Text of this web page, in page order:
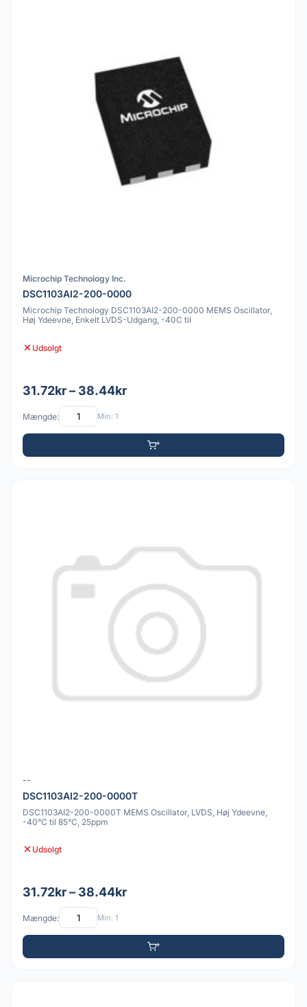
Microchip Technology Inc.
DSC1103AI2-200-0000
Microchip Technology DSC1103AI2-200-0000 MEMS Oscillator,
Høj Ydeevne, Enkelt LVDS-Udgang, -40C til
Udsolgt
31.72kr – 38.44kr
Mængde: Min: 1
--
DSC1103AI2-200-0000T
DSC1103AI2-200-0000T MEMS Oscillator, LVDS, Høj Ydeevne,
-40°C til 85°C, 25ppm
Udsolgt
31.72kr – 38.44kr
Mængde: Min: 1